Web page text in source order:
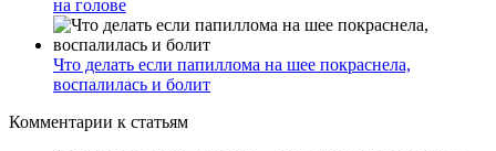
на голове
Что делать если папиллома на шее покраснела,
воспалилась и болит
Комментарии к статьям